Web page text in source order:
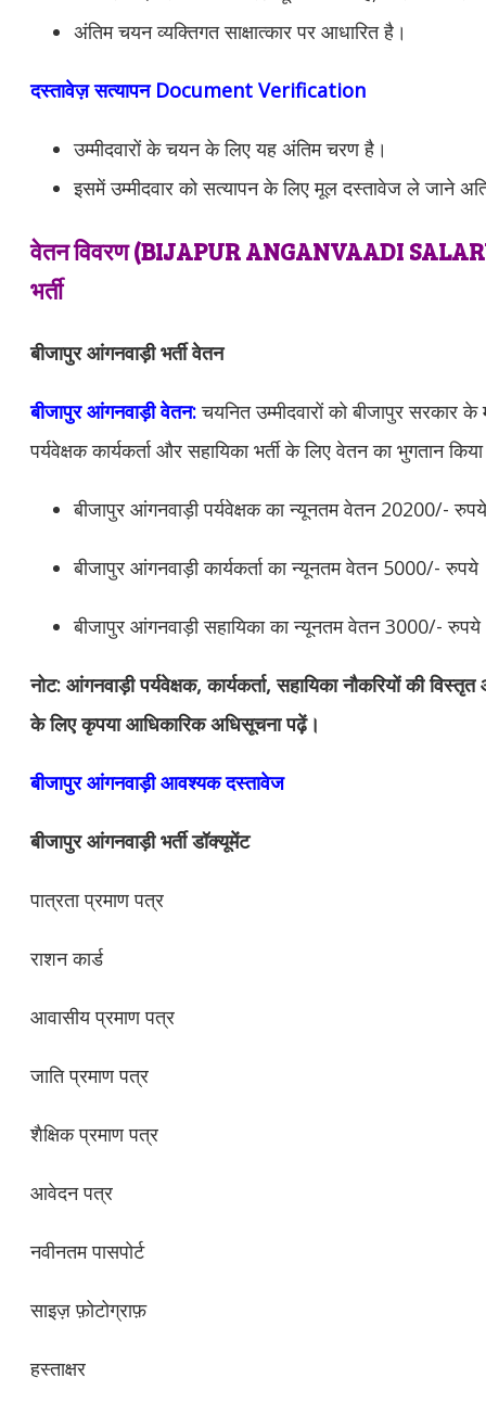
अंतिम चयन व्यक्तिगत साक्षात्कार पर आधारित है।
दस्तावेज़ सत्यापन Document Verification
उम्मीदवारों के चयन के लिए यह अंतिम चरण है।
इसमें उम्मीदवार को सत्यापन के लिए मूल दस्तावेज ले जाने
वेतन विवरण (BIJAPUR ANGANVAADI
भर्ती
बीजापुर आंगनवाड़ी भर्ती वेतन
बीजापुर आंगनवाड़ी वेतन:चयनित उम्मीदवारों कोबीजापुरसरकार के
पर्यवेक्षक कार्यकर्ता और सहायिका भर्ती के लिए वेतन का भुगतान
बीजापुर आंगनवाड़ी पर्यवेक्षक का न्यूनतम वेतन 20200/- रुपये
बीजापुर आंगनवाड़ी कार्यकर्ता का न्यूनतम वेतन 5000/- रुपये
बीजापुर आंगनवाड़ी सहायिका का न्यूनतम वेतन 3000/- रुपये
नोट: आंगनवाड़ी पर्यवेक्षक, कार्यकर्ता, सहायिका नौकरियों की
के लिए कृपया आधिकारिक अधिसूचना पढ़ें।
बीजापुर आंगनवाड़ी आवश्यक दस्तावेज
बीजापुर आंगनवाड़ी भर्ती डॉक्यूमेंट
पात्रता प्रमाण पत्र
राशन कार्ड
आवासीय प्रमाण पत्र
जाति प्रमाण पत्र
शैक्षिक प्रमाण पत्र
आवेदन पत्र
नवीनतम पासपोर्ट
साइज़ फ़ोटोग्राफ़
हस्ताक्षर